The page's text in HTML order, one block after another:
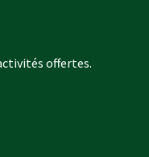
offertes.